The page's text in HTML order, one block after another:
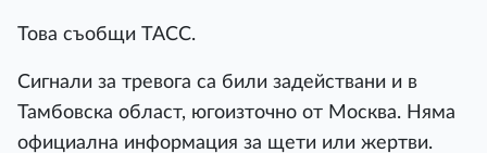
Това съобщи ТАСС.
Сигнали за тревога са били задействани и в
Тамбовска област, югоизточно от Москва. Няма
официална информация за щети или жертви.